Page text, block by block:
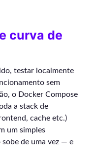
curva de
testar localmente
sem
o Docker Compose
a stack de
cache etc.)
um simples
sobe de uma vez — e